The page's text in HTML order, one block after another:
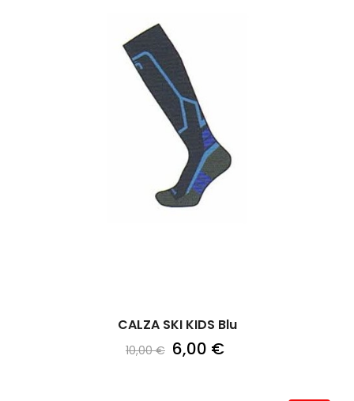
CALZA SKI KIDS Blu
10,00 € 6,00 €